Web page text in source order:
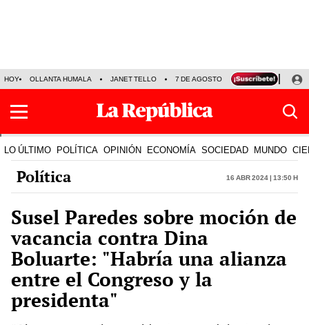
HOY OLLANTA HUMALA JANET TELLO 7 DE AGOSTO TINKA RESULTADOS
LO ÚLTIMO POLÍTICA OPINIÓN ECONOMÍA SOCIEDAD MUNDO
Política 16 Abr 2024 | 13:50 h
Susel Paredes sobre moción de
vacancia contra Dina
Boluarte: "Habría una alianza
entre el Congreso y la
presidenta"